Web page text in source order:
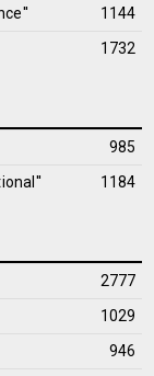
1144
1732
985
1184
2777
1029
946